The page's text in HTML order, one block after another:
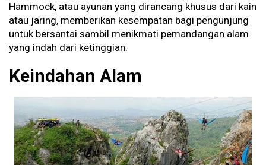
Hammock, atau ayunan yang dirancang khusus dari kain
atau jaring, memberikan kesempatan bagi pengunjung
untuk bersantai sambil menikmati pemandangan alam
yang indah dari ketinggian.
Keindahan Alam